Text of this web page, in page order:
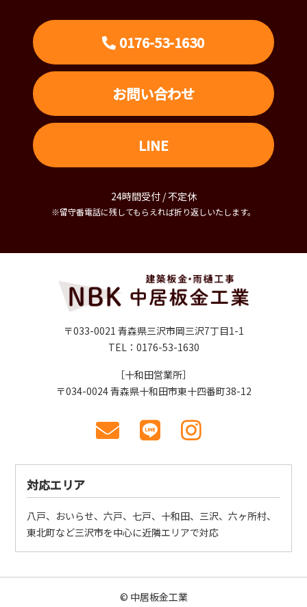
0176-53-1630
お問い合わせ
LINE
24時間受付 / 不定休
※留守番電話に残してもらえれば折り返しいたします。
〒033-0021 青森県三沢市岡三沢7丁目1-1
［十和田営業所］
〒034-0024 青森県十和田市東十四番町38-12
TEL：0176-53-1630
対応エリア
八戸、おいらせ、六戸、七戸、十和田、三沢、六ヶ所村、
東北町など三沢市を中心に近隣エリアで対応
© 中居板金工業